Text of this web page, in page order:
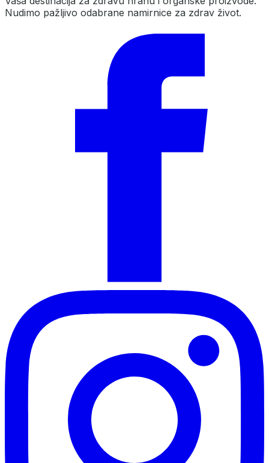
Nudimo pažljivo odabrane namirnice za zdrav život.